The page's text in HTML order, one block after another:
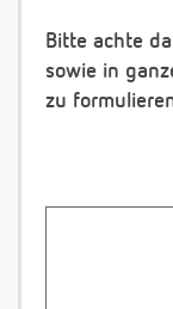
Bitte achte
sowie in
zu